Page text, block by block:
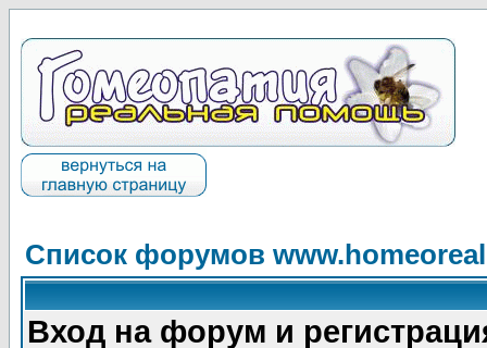
Список форумов
Вход на форум и